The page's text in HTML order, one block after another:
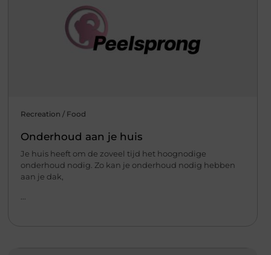
Recreation / Food
Onderhoud aan je huis
Je huis heeft om de zoveel tijd het hoognodige
onderhoud nodig. Zo kan je onderhoud nodig hebben
aan je dak,
...